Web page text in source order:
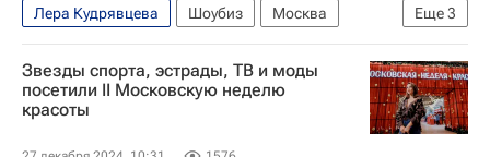
Еще3
Лера Кудрявцева Шоубиз
Москва
Анжелика Варум (Мария Варум)
Светлана Бондарчук
Мумий Тролль
Звезды спорта, эстрады, ТВ и моды
посетили II Московскую неделю
красоты